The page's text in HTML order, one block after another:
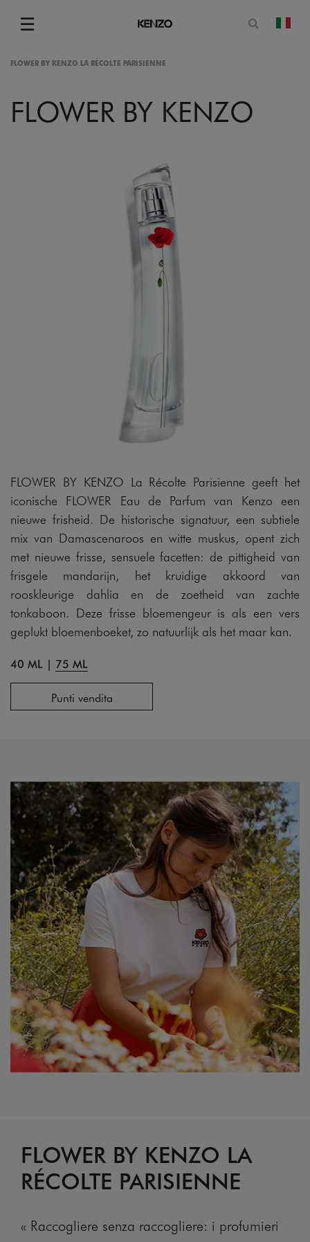
☰
Menu
Apri il
FLOWER BY KENZO LA RÉCOLTE PARISIENNE
FLOWER BY KENZO
FLOWER BY KENZO La Récolte Parisienne geeft het
iconische FLOWER Eau de Parfum van Kenzo een
nieuwe frisheid. De historische signatuur, een subtiele
mix van Damascenaroos en witte muskus, opent zich
met nieuwe frisse, sensuele facetten: de pittigheid van
frisgele mandarijn, het kruidige akkoord van
rooskleurige dahlia en de zoetheid van zachte
tonkaboon. Deze frisse bloemengeur is als een vers
geplukt bloemenboeket, zo natuurlijk als het maar kan.
40 ML | 75 ML
Punti vendita
FLOWER BY KENZO LA
RÉCOLTE PARISIENNE
« Raccogliere senza raccogliere: i profumieri